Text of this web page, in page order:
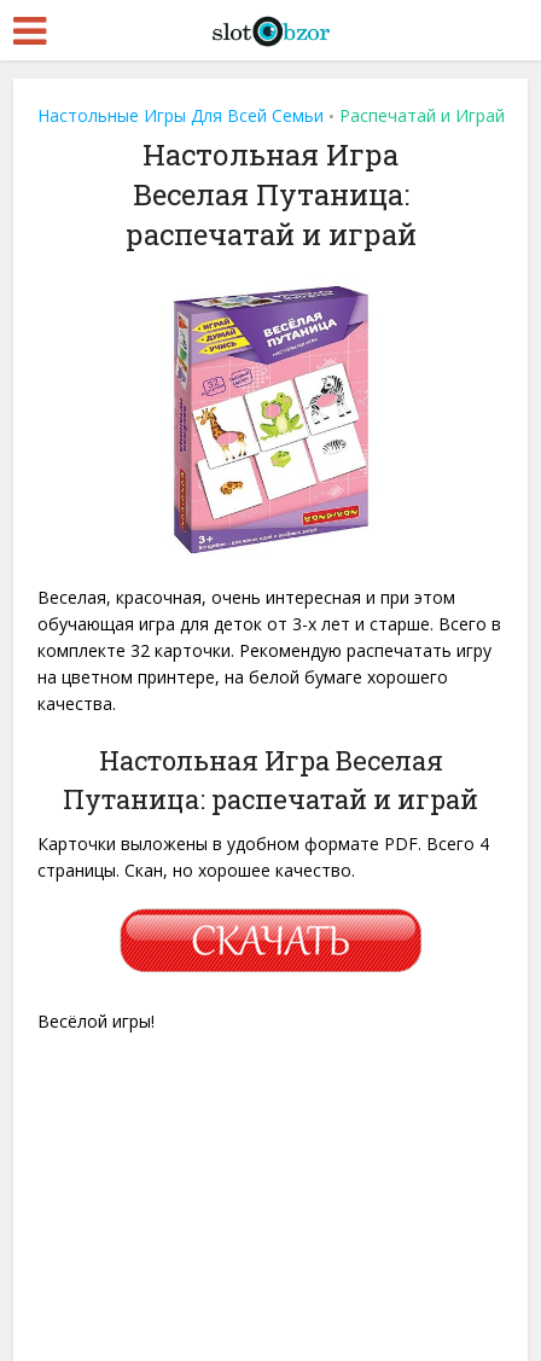
Настольные Игры Для Всей Семьи • Распечатай и Играй
Настольная Игра
Веселая Путаница:
распечатай и играй
Веселая, красочная, очень интересная и при этом
обучающая игра для деток от 3-х лет и старше. Всего в
комплекте 32 карточки. Рекомендую распечатать игру
на цветном принтере, на белой бумаге хорошего
качества.
Настольная Игра Веселая
Путаница: распечатай и играй
Карточки выложены в удобном формате PDF. Всего 4
страницы. Скан, но хорошее качество.
Весёлой игры!